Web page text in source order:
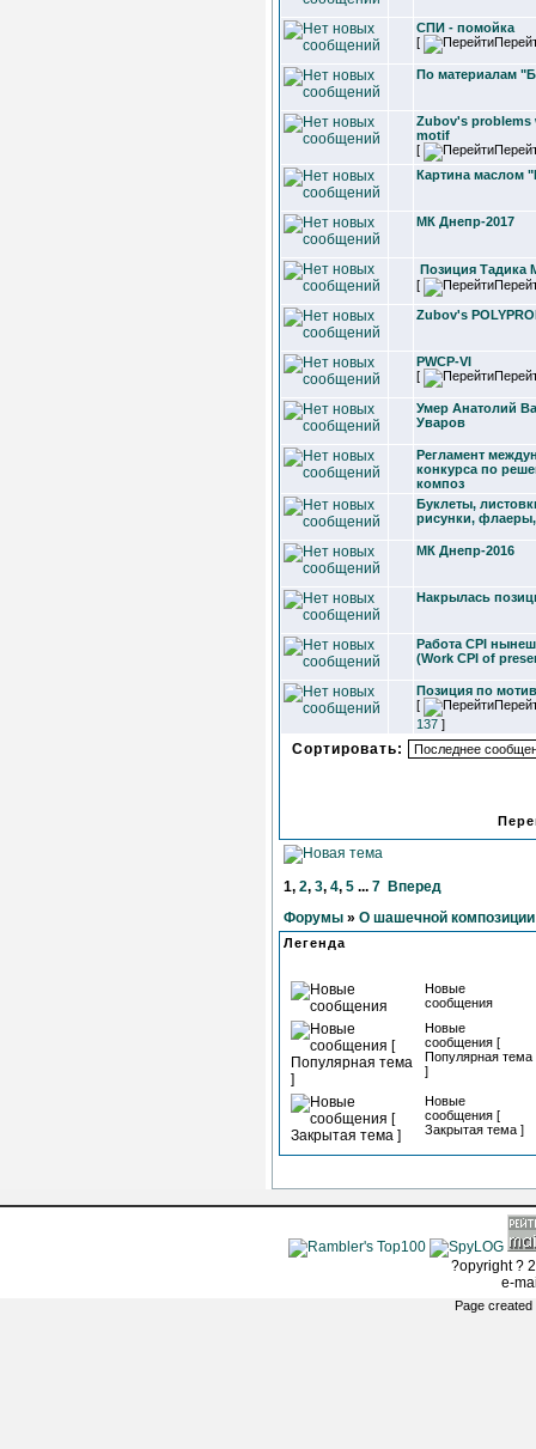
СПИ - помойка
[
По материалам
Zubov's problems
motif
[
Картина маслом
МК Днепр-2017
Позиция Тадика
[
Zubov's
PWCP-VI
[
Умер Анатолий
Уваров
Регламент
конкурса по
композ
Буклеты,
рисунки,
МК Днепр-2016
Накрылась
Работа CPI
(Work CPI of
Позиция по
[
137 ]
Сортировать:
1, 2, 3, 4, 5 ... 7 Вперед
Форумы » О шашечной композиции
Легенда
Новые
сообщения
Новые
сообщения [
Популярная тема
]
Новые
сообщения [
Закрытая тема ]
?opyright ?
e-
Page